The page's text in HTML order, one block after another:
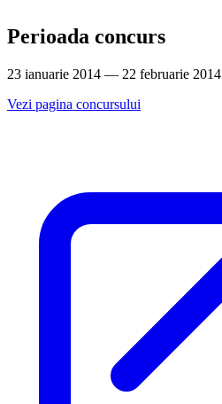
Perioada concurs
23 ianuarie 2014 — 22 februarie 2014
Vezi pagina concursului